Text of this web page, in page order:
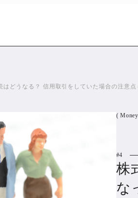
どうなる？ 信用取引をしていた場合の注意点
(
4
株
な